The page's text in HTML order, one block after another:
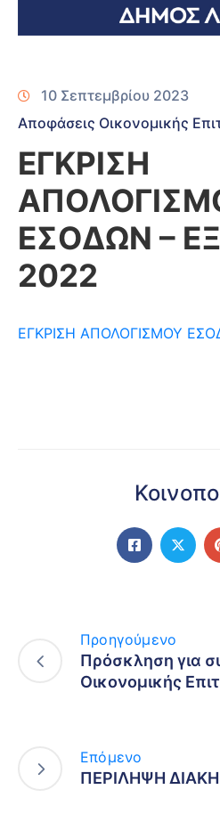
10 Σεπτεμβρίου 2023
Αποφάσεις Οικονομικής
ΕΓΚΡΙΣΗ
ΕΣΟΔΩΝ –
2022
ΕΓΚΡΙΣΗ ΑΠΟΛΟΓΙΣΜΟΥ
Προηγούμενο
Πρόσκληση για
Οικονομικής
Επόμενο
ΠΕΡΙΛΗΨΗ